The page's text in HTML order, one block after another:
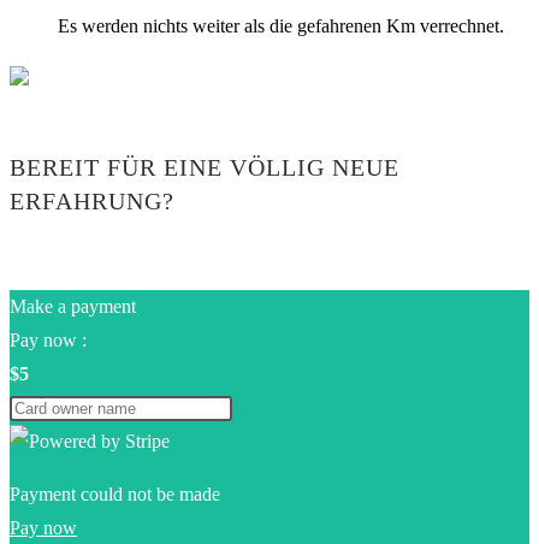
Es werden nichts weiter als die gefahrenen Km verrechnet.
BEREIT FÜR EINE VÖLLIG NEUE
ERFAHRUNG?
Make a payment
Pay now :
$5
Payment could not be made
Pay now